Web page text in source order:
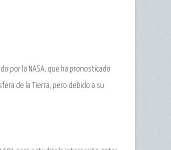
por la NASA, que ha pronosticado
de la Tierra, pero debido a su